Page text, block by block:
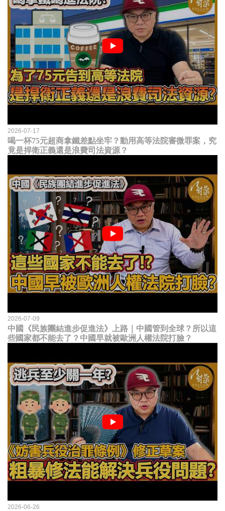
2026-07-17
喝一杯75元超商拿鐵差點坐牢？動用高等法院審微罪案，究
竟是捍衛正義還是浪費司法資源？
2026-07-09
中國《民族團結進步促進法》上路｜中國管到全球？所以這
些國家都不能去了？中國早就被歐洲人權法院打臉？
2026-06-26